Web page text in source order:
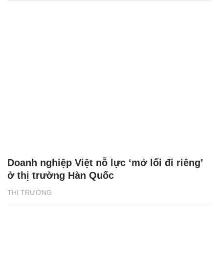
THỊ TRƯỜNG
Doanh nghiệp Việt nỗ lực ‘mở lối đi riêng’
ở thị trường Hàn Quốc